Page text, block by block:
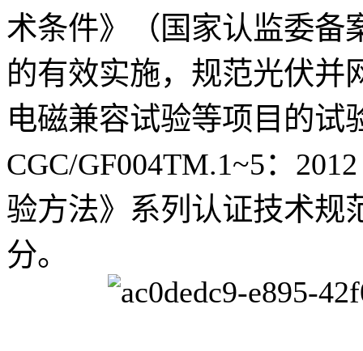
术条件》（国家认监委备
的有效实施，规范光伏并
电磁兼容试验等项目的试
CGC/GF004TM.1~5：
验方法》系列认证技术规
分。